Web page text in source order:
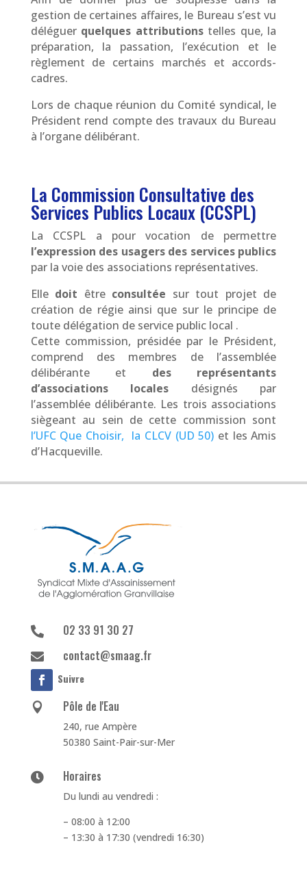
gestion de certaines affaires, le Bureau s’est vu
déléguer quelques attributionstelles que, la
préparation, la passation, l’exécution et le
règlement de certains marchés et accords-
cadres.
Lors de chaque réunion du Comité syndical, le
Président rend compte des travaux du Bureau
à l’organe délibérant.
La Commission Consultative des
Services Publics Locaux (CCSPL)
La CCSPL a pour vocation de permettre
l’expression des usagers des services publics
par la voie des associations représentatives.
Elle doit être consultée sur tout projet de
création de régie ainsi que sur le principe de
toute délégation de service public local .
Cette commission, présidée par le Président,
comprend des membres de l’assemblée
délibérante et des représentants
d’associations locales désignés par
l’assemblée délibérante. Les trois associations
siègeant au sein de cette commission sont
l’UFC Que Choisir, la CLCV (UD 50) et les Amis
d’Hacqueville.
 02 33 91 30 27
 contact@smaag.fr
Suivre
 Pôle de l'Eau
240, rue Ampère
50380 Saint-Pair-sur-Mer
 Horaires
Du lundi au vendredi :
– 08:00 à 12:00
– 13:30 à 17:30 (vendredi 16:30)